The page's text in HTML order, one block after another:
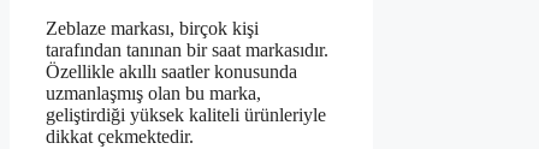
Zeblaze markası, birçok kişi
tarafından tanınan bir saat markasıdır.
Özellikle akıllı saatler konusunda
uzmanlaşmış olan bu marka,
geliştirdiği yüksek kaliteli ürünleriyle
dikkat çekmektedir.